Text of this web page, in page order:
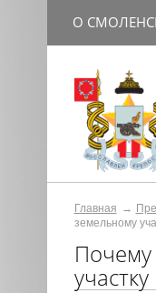
О
Главная
земельному
Почему
участку